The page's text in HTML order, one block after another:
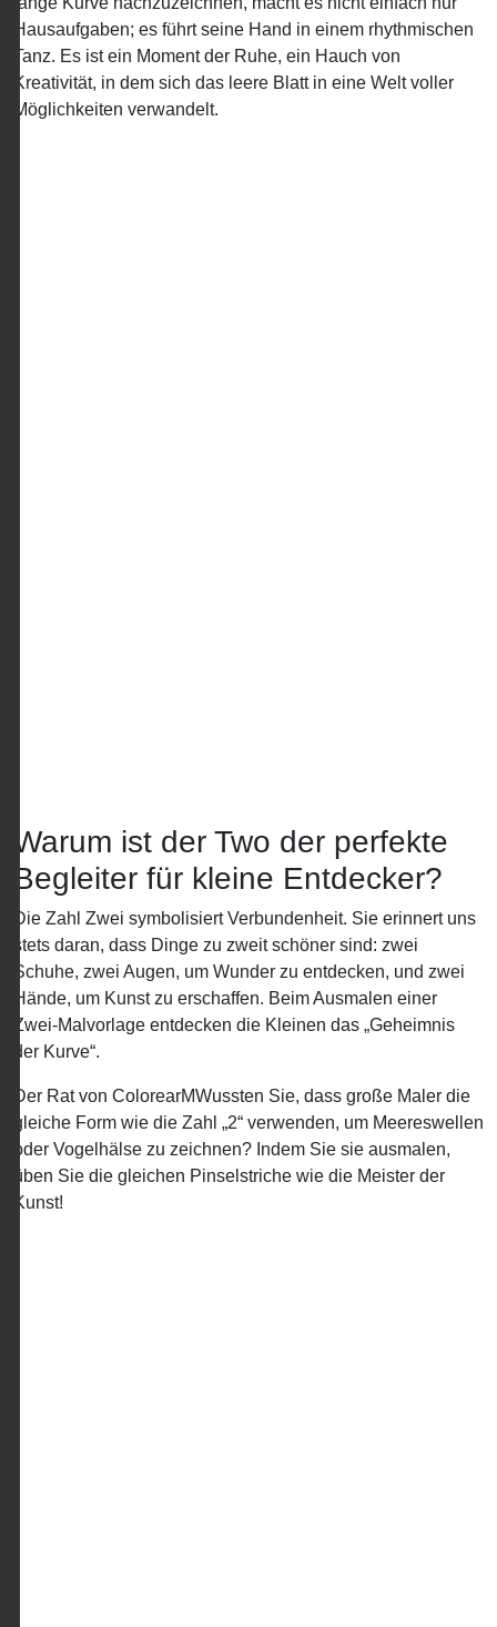
Hausaufgaben; es führt seine Hand in einem rhythmischen
Tanz. Es ist ein Moment der Ruhe, ein Hauch von
Kreativität, in dem sich das leere Blatt in eine Welt voller
Möglichkeiten verwandelt.
Warum ist der Two der perfekte
Begleiter für kleine Entdecker?
Die Zahl Zwei symbolisiert Verbundenheit. Sie erinnert uns
stets daran, dass Dinge zu zweit schöner sind: zwei
Schuhe, zwei Augen, um Wunder zu entdecken, und zwei
Hände, um Kunst zu erschaffen. Beim Ausmalen einer
Zwei-Malvorlage entdecken die Kleinen das „Geheimnis
der Kurve“.
Der Rat von ColorearMWussten Sie, dass große Maler die
gleiche Form wie die Zahl „2“ verwenden, um Meereswellen
oder Vogelhälse zu zeichnen? Indem Sie sie ausmalen,
üben Sie die gleichen Pinselstriche wie die Meister der
Kunst!